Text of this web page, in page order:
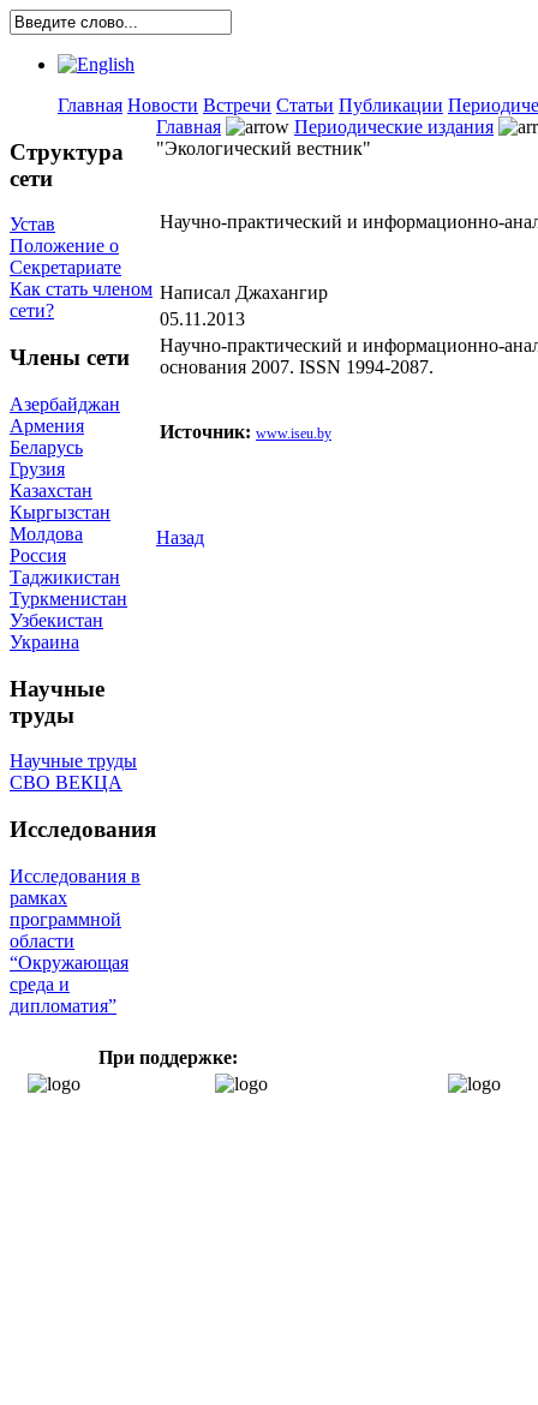
Главная Новости Встречи Статьи Публикации
Структура
сети
Устав
Положение о
Секретариате
Как стать членом
сети?
Члены сети
Азербайджан
Армения
Беларусь
Грузия
Казахстан
Кыргызстан
Молдова
Россия
Таджикистан
Туркменистан
Узбекистан
Украина
Научные
труды
Научные труды
СВО ВЕКЦА
Исследования
Исследования в
рамках
программной
области
“Окружающая
среда и
дипломатия”
Главная
Периодические издания
"Экологический вестник"
Научно-практический и информационно-
Написал Джахангир
05.11.2013
Научно-практический и информационно-
основания 2007. ISSN 1994-2087.
Источник: www.iseu.by
Назад
При поддержке: